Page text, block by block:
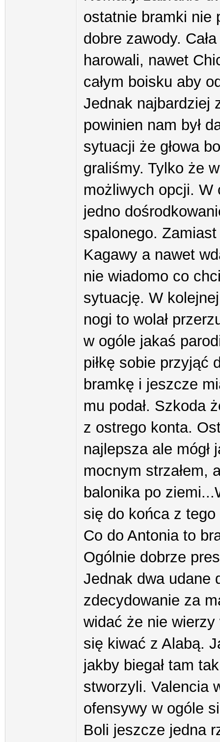
ostatnie bramki nie
dobre zawody.
harowali, nawet
całym boisku aby
Jednak najbardziej
powinien nam był
sytuacji że głowa
graliśmy. Tylko że
możliwych opcji. W
jedno
spalonego. Zamiast
Kagawy a nawet
nie wiadomo co
sytuację. W
nogi to wolał
w ogóle jakaś
piłkę sobie przyjąć
bramkę i jeszcze
mu podał. Szkoda
z ostrego konta.
najlepsza ale
mocnym strzałem,
balonika po
się do końca z
Co do Antonia to
Ogólnie dobrze
Jednak dwa udane
zdecydowanie za
widać że nie wierzy
się kiwać z Alabą.
jakby biegał tam
stworzyli. Valencia
ofensywy w ogóle
Boli jeszcze jedna